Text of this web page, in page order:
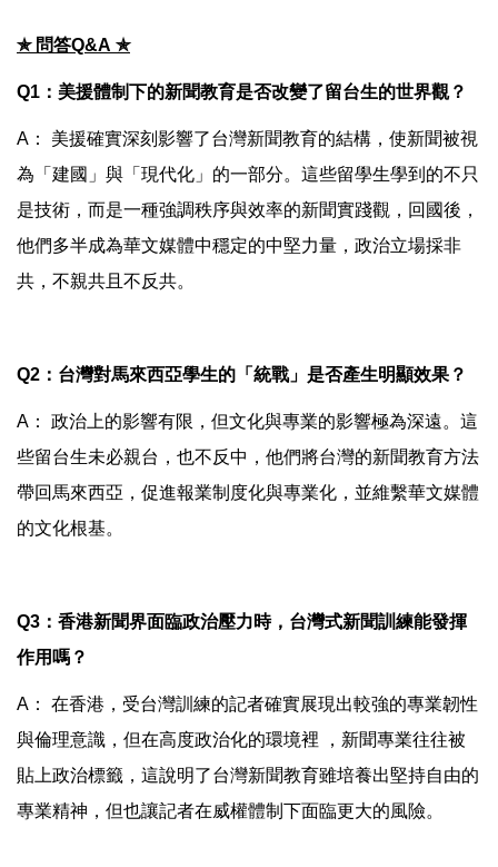
✯ 問答Q&A ✯
Q1：美援體制下的新聞教育是否改變了留台生的世界觀？
A： 美援確實深刻影響了台灣新聞教育的結構，使新聞被視
為「建國」與「現代化」的一部分。這些留學生學到的不只
是技術，而是一種強調秩序與效率的新聞實踐觀，回國後，
他們多半成為華文媒體中穩定的中堅力量，政治立場採非
共，不親共且不反共。
Q2：台灣對馬來西亞學生的「統戰」是否產生明顯效果？
A： 政治上的影響有限，但文化與專業的影響極為深遠。這
些留台生未必親台，也不反中，他們將台灣的新聞教育方法
帶回馬來西亞，促進報業制度化與專業化，並維繫華文媒體
的文化根基。
Q3：香港新聞界面臨政治壓力時，台灣式新聞訓練能發揮
作用嗎？
A： 在香港，受台灣訓練的記者確實展現出較強的專業韌性
與倫理意識，但在高度政治化的環境裡 ，新聞專業往往被
貼上政治標籤，這說明了台灣新聞教育雖培養出堅持自由的
專業精神，但也讓記者在威權體制下面臨更大的風險。